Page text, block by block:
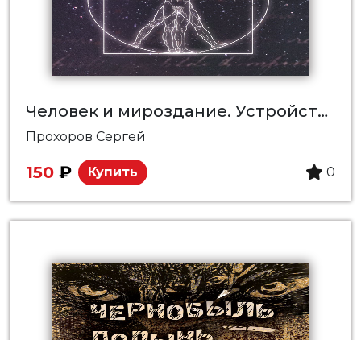
Человек и мироздание. Устройство мироздания при взгляде с Земли человека XXI века от Р.Х.
Прохоров Сергей
150 ₽ Купить 0